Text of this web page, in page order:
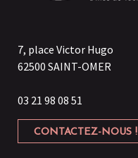
7, place Victor Hugo
62500 SAINT-OMER
03 21 98 08 51
CONTACTEZ-NOUS !